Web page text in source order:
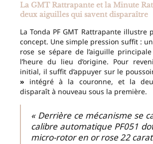
La GMT Rattrapante et la Minute
deux aiguilles qui savent disparaître
La Tonda PF GMT Rattrapante illustre
concept. Une simple pression suffit :
rose se sépare de l’aiguille
l’heure du lieu d’origine. Pour
initial, il suffit d’appuyer sur le
» intégré à la couronne, et la
disparaît à nouveau sous la première.
« Derrière ce mécanisme se
calibre automatique PF051
micro-rotor en or rose 22